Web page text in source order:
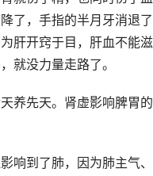
了，手指的半月牙消退了
肝开窍于目，肝血不能
就没力量走路了。
养先天。肾虚影响脾胃
响到了肺，因为肺主气